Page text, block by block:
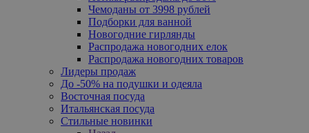
Чемоданы от 3998 рублей
Подборки для ванной
Новогодние гирлянды
Распродажа новогодних елок
Распродажа новогодних товаров
Лидеры продаж
До -50% на подушки и одеяла
Восточная посуда
Итальянская посуда
Стильные новинки